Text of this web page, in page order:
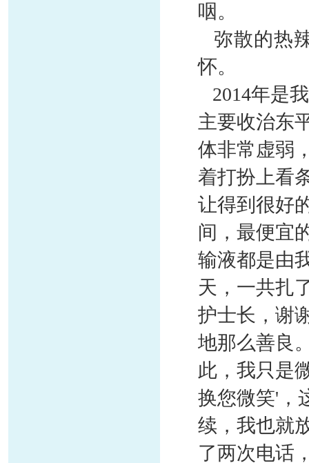
咽。
弥散的热
怀。
2014年是
主要收治东
体非常虚弱
着打扮上看
让得到很好
间，最便宜
输液都是由
天，一共扎
护士长，谢
地那么善良
此，我只是
换您微笑'，
续，我也就
了两次电话